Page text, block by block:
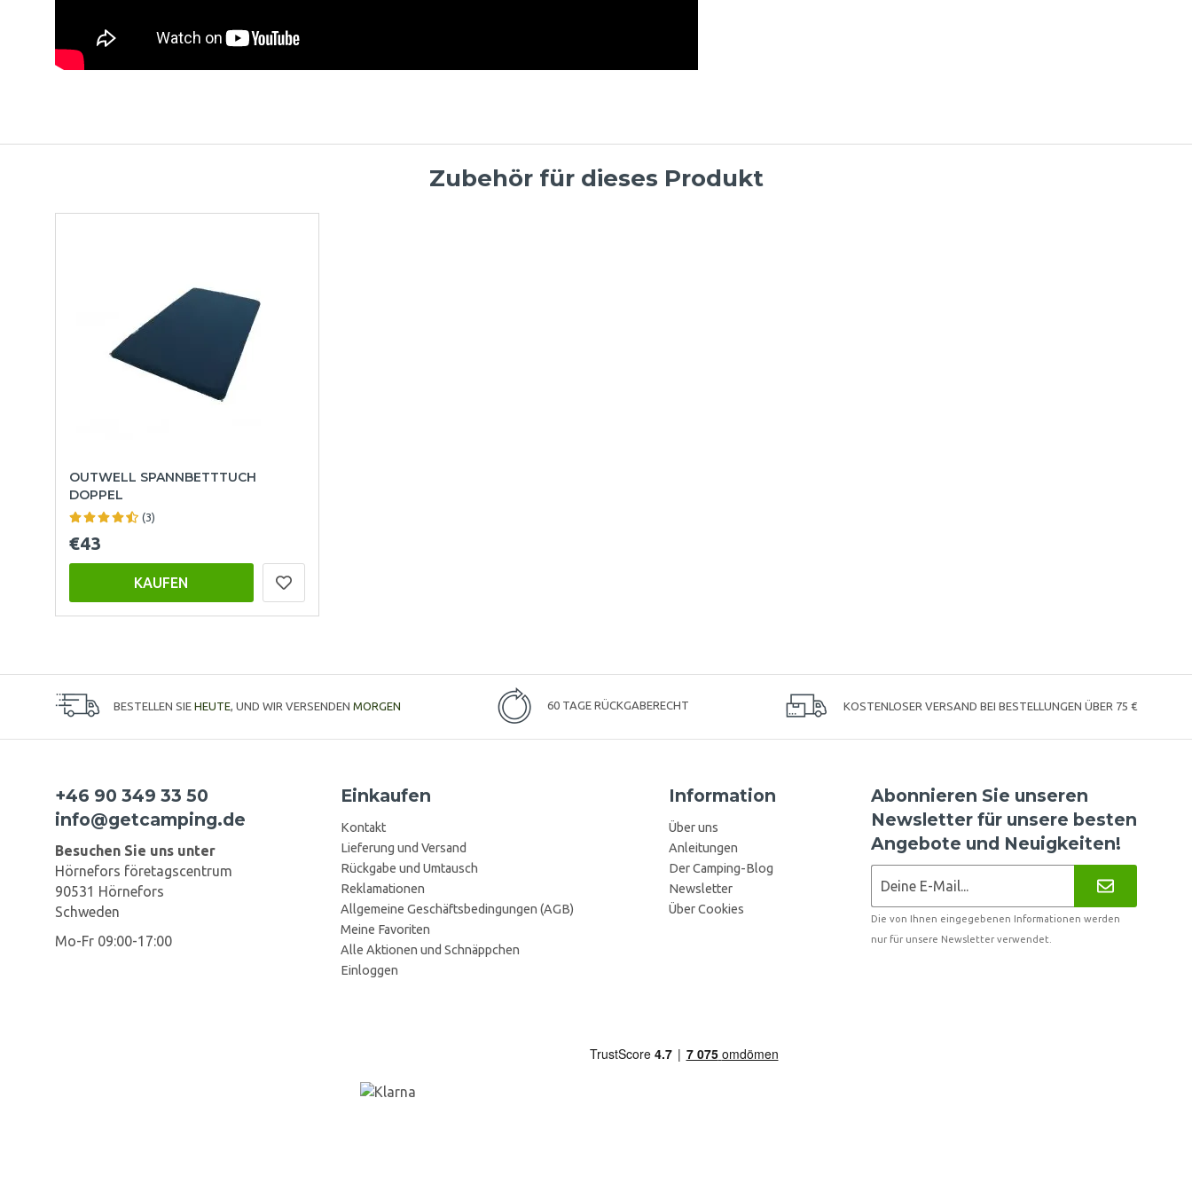
Zubehör für dieses Produkt
OUTWELL SPANNBETTTUCH
DOPPEL
(3)
€43
KAUFEN
BESTELLEN SIE HEUTE , UND WIR VERSENDEN MORGEN 60 TAGE RÜCKGABERECHT KOSTENLOSER VERSAND BEI BESTELLUNGEN ÜBER 75 €
+46 90 349 33 50
info@getcamping.de
Besuchen Sie uns unter
Hörnefors företagscentrum
90531 Hörnefors
Schweden
Mo-Fr 09:00-17:00
Einkaufen
Kontakt
Lieferung und Versand
Rückgabe und Umtausch
Reklamationen
Allgemeine Geschäftsbedingungen (AGB)
Meine Favoriten
Alle Aktionen und Schnäppchen
Einloggen
Information
Über uns
Anleitungen
Der Camping-Blog
Newsletter
Über Cookies
Abonnieren Sie unseren
Newsletter für unsere besten
Angebote und Neuigkeiten!
Die von Ihnen eingegebenen Informationen werden
nur für unsere Newsletter verwendet.